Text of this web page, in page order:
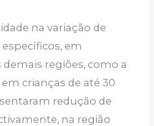
na variação de
em
regiões, como a
crianças de até 30
redução de
na região